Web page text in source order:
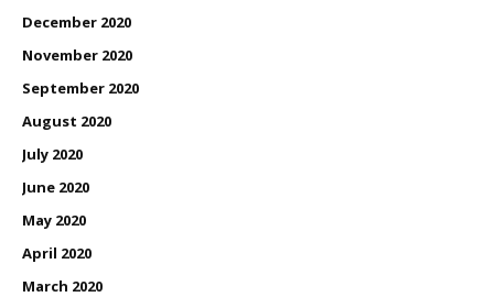
December 2020
November 2020
September 2020
August 2020
July 2020
June 2020
May 2020
April 2020
March 2020